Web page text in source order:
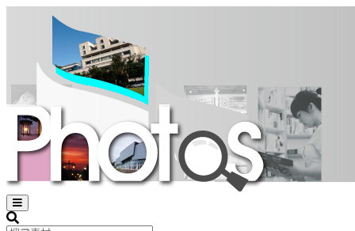
Open
sidebar
Search